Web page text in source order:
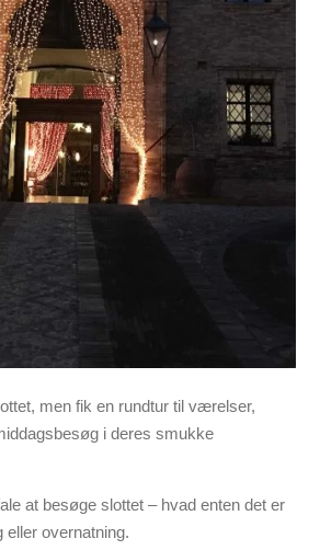
men fik en rundtur til værelser,
i deres smukke
at besøge slottet – hvad enten det er
eller overnatning.